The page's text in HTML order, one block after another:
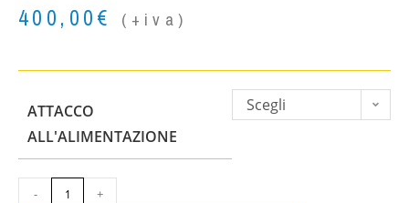
400,00€ (+iva)
ATTACCO
ALL'ALIMENTAZIONE
Scegli
- +